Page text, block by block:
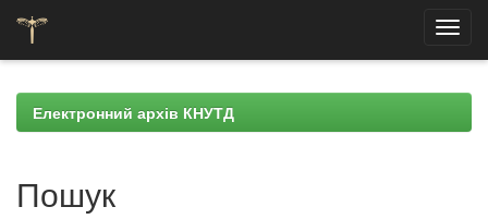
navigationЕлектронний архів КНУТД
Пошук